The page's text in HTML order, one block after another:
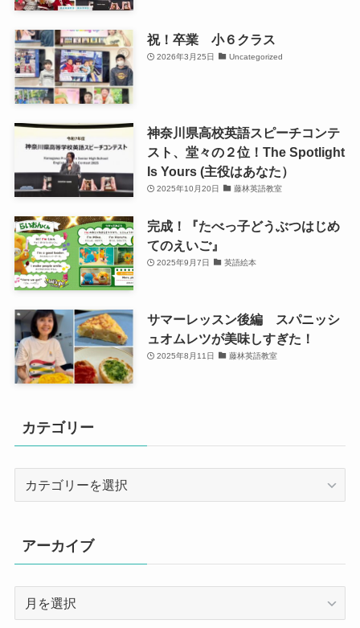
祝！卒業 小６クラス
2026年3月25日 Uncategorized
神奈川県高校英語スピーチコンテ
スト、堂々の２位！The Spotlight
Is Yours (主役はあなた）
2025年10月20日 藤林英語教室
完成！『たべっ子どうぶつはじめ
てのえいご』
2025年9月7日 英語絵本
サマーレッスン後編 スパニッシ
ュオムレツが美味しすぎた！
2025年8月11日 藤林英語教室
カテゴリー
リ
ー
アーカイブ